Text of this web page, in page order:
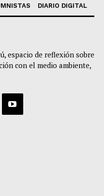
DIARIO DIGITAL
espacio de reflexión sobre
con el medio ambiente,